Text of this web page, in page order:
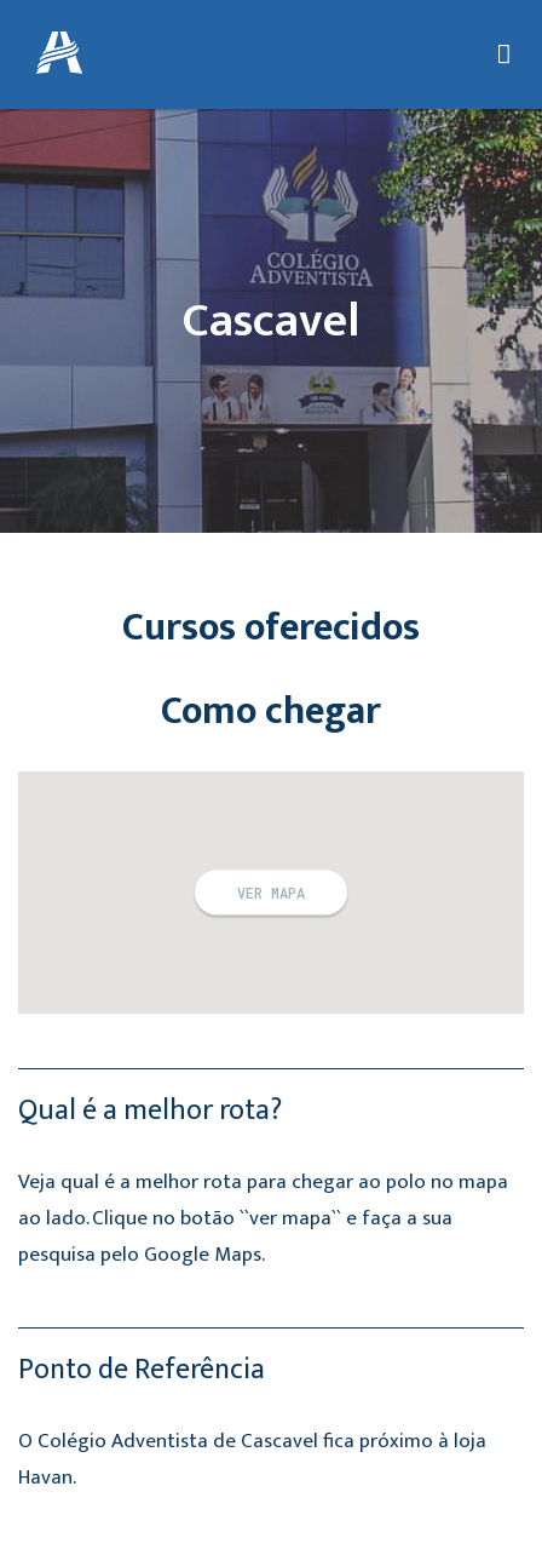
Cascavel
Cursos oferecidos
Como chegar
Qual é a melhor rota?
Veja qual é a melhor rota para chegar ao polo no mapa
ao lado. Clique no botão ``ver mapa`` e faça a sua
pesquisa pelo Google Maps.
Ponto de Referência
O Colégio Adventista de Cascavel fica próximo à loja
Havan.
VER MAPA